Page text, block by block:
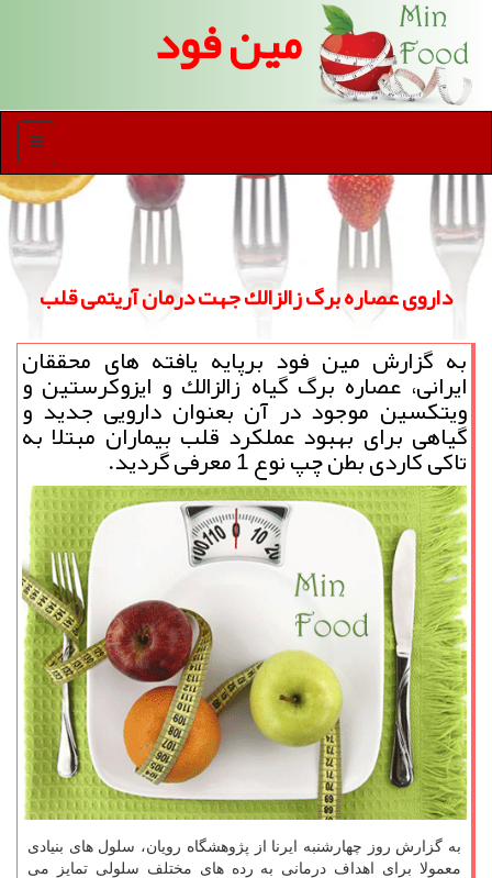
مین فود
منو
داروی عصاره برگ زالزالك جهت درمان آریتمی قلب
به گزارش مین فود برپایه یافته های محققان
ایرانی، عصاره برگ گیاه زالزالك و ایزوكرستین و
ویتكسین موجود در آن بعنوان دارویی جدید و
گیاهی برای بهبود عملكرد قلب بیماران مبتلا به
تاكی كاردی بطن چپ نوع 1 معرفی گردید.
به گزارش روز چهارشنبه ایرنا از پژوهشگاه رویان، سلول های بنیادی
معمولا برای اهداف درمانی به رده های مختلف سلولی تمایز می